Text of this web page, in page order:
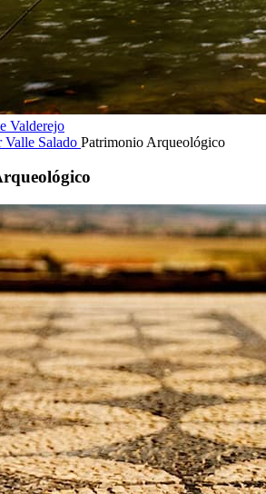
Valderejo
Valle Salado Patrimonio Arqueológico